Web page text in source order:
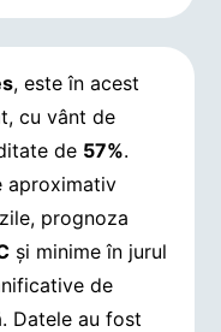
, este în acest
cu vânt de
de 57%.
aproximativ
prognoza
și minime în jurul
de
Datele au fost